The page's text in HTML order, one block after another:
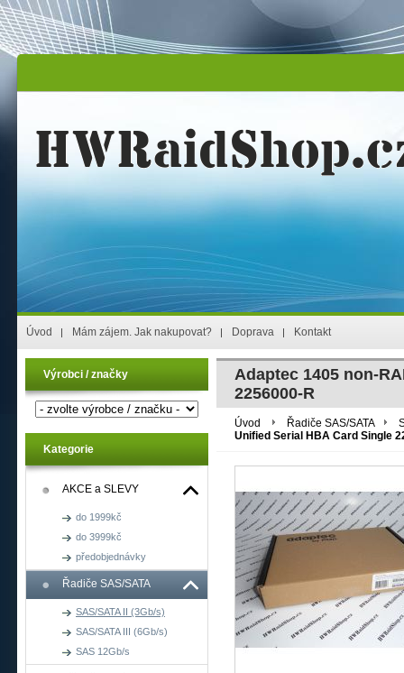
Úvod Mám zájem. Jak nakupovat? Doprava Kontakt
Výrobci / značky
Kategorie
AKCE a SLEVY
do 1999kč
do 3999kč
předobjednávky
Řadiče SAS/SATA
SAS/SATA II (3Gb/s)
SAS/SATA III (6Gb/s)
SAS 12Gb/s
Adaptec 1405 non-
2256000-R
Úvod Řadiče SAS/SATA
Unified Serial HBA Card Single